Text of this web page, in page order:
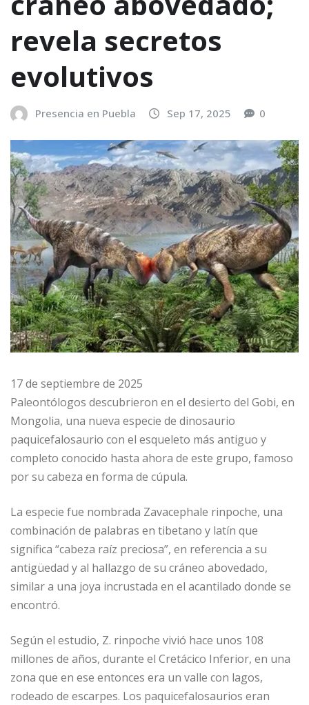
revela secretos
evolutivos
Presencia en Puebla Sep 17, 2025 0
17 de septiembre de 2025
Paleontólogos descubrieron en el desierto del Gobi, en
Mongolia, una nueva especie de dinosaurio
paquicefalosaurio con el esqueleto más antiguo y
completo conocido hasta ahora de este grupo, famoso
por su cabeza en forma de cúpula.
La especie fue nombrada Zavacephale rinpoche, una
combinación de palabras en tibetano y latín que
significa “cabeza raíz preciosa”, en referencia a su
antigüedad y al hallazgo de su cráneo abovedado,
similar a una joya incrustada en el acantilado donde se
encontró.
Según el estudio, Z. rinpoche vivió hace unos 108
millones de años, durante el Cretácico Inferior, en una
zona que en ese entonces era un valle con lagos,
rodeado de escarpes. Los paquicefalosaurios eran